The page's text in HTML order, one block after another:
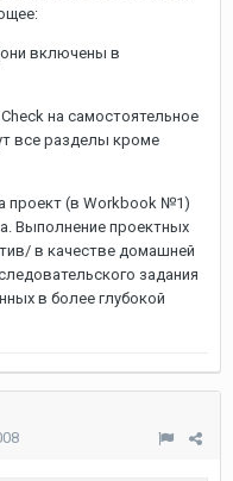
включены в
на самостоятельное
все разделы кроме
проект (в Workbook №1)
Выполнение проектных
в качестве домашней
задания
в более глубокой